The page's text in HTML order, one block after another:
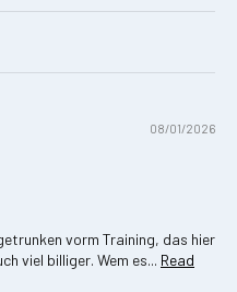
08/01/2026
vorm Training, das hier
viel billiger. Wem es... Read